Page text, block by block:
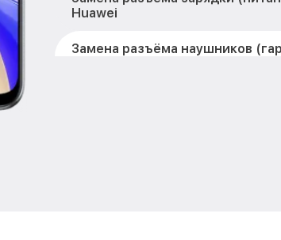
Huawei
Замена разъёма наушников